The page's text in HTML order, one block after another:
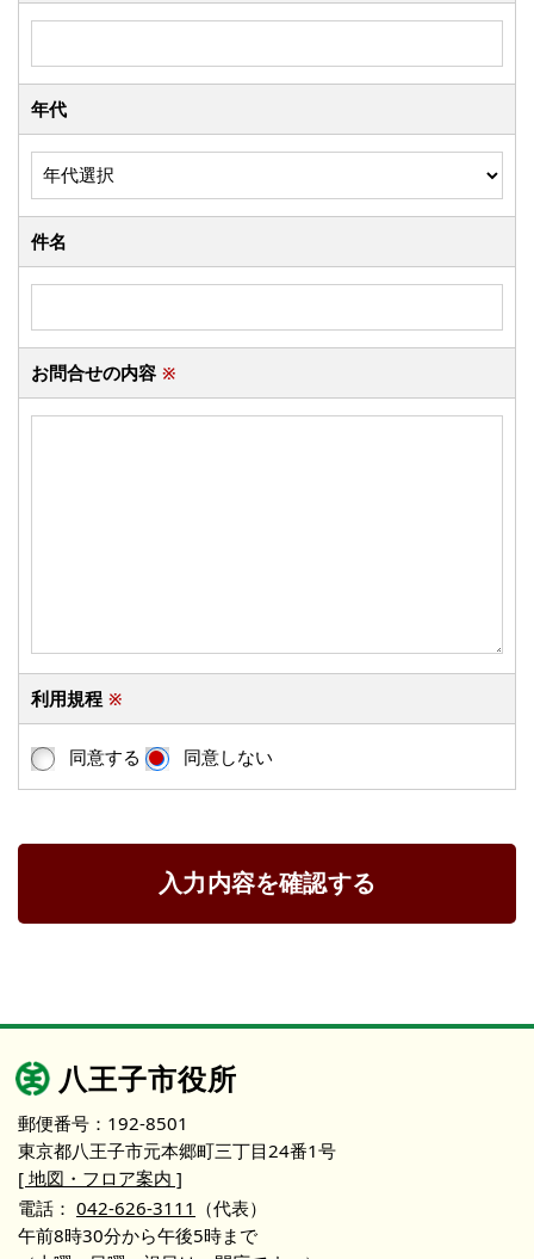
年代
件名
お問合せの内容 ※
利用規程 ※
同意する 同意しない
入力内容を確認する
八王子市役所
郵便番号：192-8501
東京都八王子市元本郷町三丁目24番1号
[ 地図・フロア案内 ]
電話： 042-626-3111 （代表）
午前8時30分から午後5時まで